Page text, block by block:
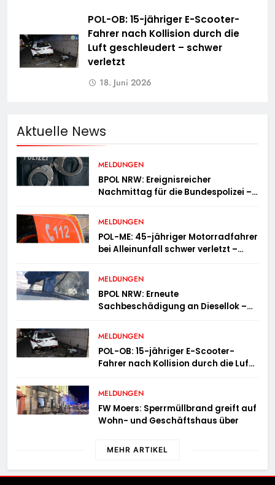
POL-OB: 15-jähriger E-Scooter-
Fahrer nach Kollision durch die
Luft geschleudert – schwer
verletzt
18. Juni 2026
Aktuelle News
MELDUNGEN
BPOL NRW: Ereignisreicher
Nachmittag für die Bundespolizei –
zwei Haftbefehle vollstreckt
MELDUNGEN
POL-ME: 45-jähriger Motorradfahrer
bei Alleinunfall schwer verletzt –
MELDUNGEN
BPOL NRW: Erneute
Sachbeschädigung an Diesellok –
MELDUNGEN
POL-OB: 15-jähriger E-Scooter-
Fahrer nach Kollision durch die Luft
MELDUNGEN
FW Moers: Sperrmüllbrand greift auf
Wohn- und Geschäftshaus über
MEHR ARTIKEL